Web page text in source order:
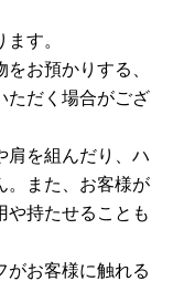
す。
お預かりする、
ただく場合がござ
肩を組んだり、ハ
。また、お客様が
や持たせることも
がお客様に触れる